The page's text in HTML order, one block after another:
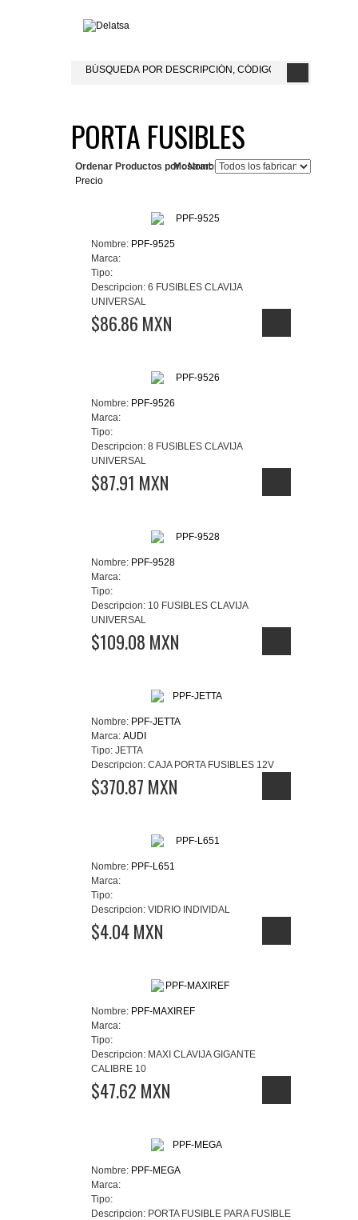
PORTA FUSIBLES
Mostrar:
Ordenar Productos por : Nombre del Producto+
Precio
Nombre: PPF-9525
Marca:
Tipo:
Descripcion: 6 FUSIBLES CLAVIJA
UNIVERSAL
$86.86 MXN
Nombre: PPF-9526
Marca:
Tipo:
Descripcion: 8 FUSIBLES CLAVIJA
UNIVERSAL
$87.91 MXN
Nombre: PPF-9528
Marca:
Tipo:
Descripcion: 10 FUSIBLES CLAVIJA
UNIVERSAL
$109.08 MXN
Nombre: PPF-JETTA
Marca: AUDI
Tipo: JETTA
Descripcion: CAJA PORTA FUSIBLES 12V
$370.87 MXN
Nombre: PPF-L651
Marca:
Tipo:
Descripcion: VIDRIO INDIVIDAL
$4.04 MXN
Nombre: PPF-MAXIREF
Marca:
Tipo:
Descripcion: MAXI CLAVIJA GIGANTE
CALIBRE 10
$47.62 MXN
Nombre: PPF-MEGA
Marca:
Tipo:
Descripcion: PORTA FUSIBLE PARA FUSIBLE